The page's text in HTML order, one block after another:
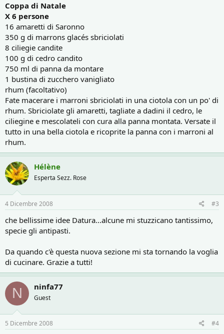
Coppa di Natale
X 6 persone
16 amaretti di Saronno
350 g di marrons glacés sbriciolati
8 ciliegie candite
100 g di cedro candito
750 ml di panna da montare
1 bustina di zucchero vanigliato
rhum (facoltativo)
Fate macerare i marroni sbriciolati in una ciotola con un po' di
rhum. Sbriciolate gli amaretti, tagliate a dadini il cedro, le
ciliegine e mescolateli con cura alla panna montata. Versate il
tutto in una bella ciotola e ricoprite la panna con i marroni al
rhum.
Hélène
Esperta Sezz. Rose
4 Dicembre 2008 #3
che bellissime idee Datura...alcune mi stuzzicano tantissimo,
specie gli antipasti.
Da quando c'è questa nuova sezione mi sta tornando la voglia
di cucinare. Grazie a tutti!
N ninfa77
Guest
5 Dicembre 2008 #4